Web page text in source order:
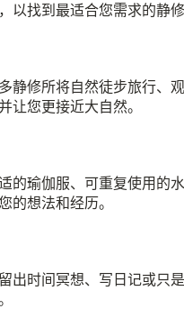
以找到最适合您需求的静修
静修所将自然徒步旅行、
让您更接近大自然。
的瑜伽服、可重复使用的
的想法和经历。
出时间冥想、写日记或只